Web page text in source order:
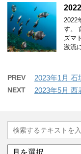
2022
す。
ズマ
激流
PREV 2023年1月
NEXT 2023年5月
ア